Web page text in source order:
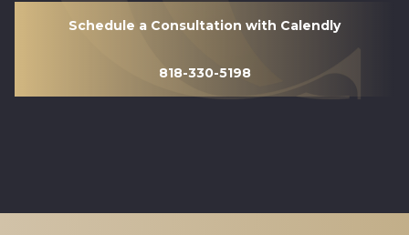
Schedule a Consultation with Calendly
818-330-5198